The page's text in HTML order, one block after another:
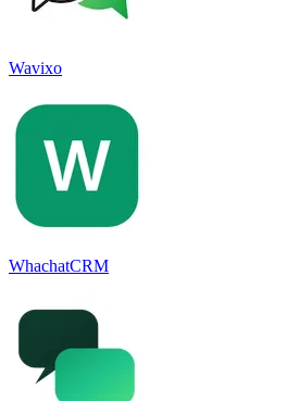
Wavixo
WhachatCRM